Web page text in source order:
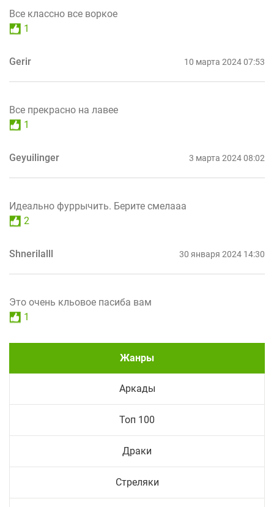
Все классно все воркое
1
Gerir 10 марта 2024 07:53
Все прекрасно на лавее
1
Geyuilinger 3 марта 2024 08:02
Идеально фуррычить. Берите смелааа
2
Shnerilalll 30 января 2024 14:30
Это очень кльовое пасиба вам
1
Жанры
Аркады
Топ 100
Драки
Стреляки